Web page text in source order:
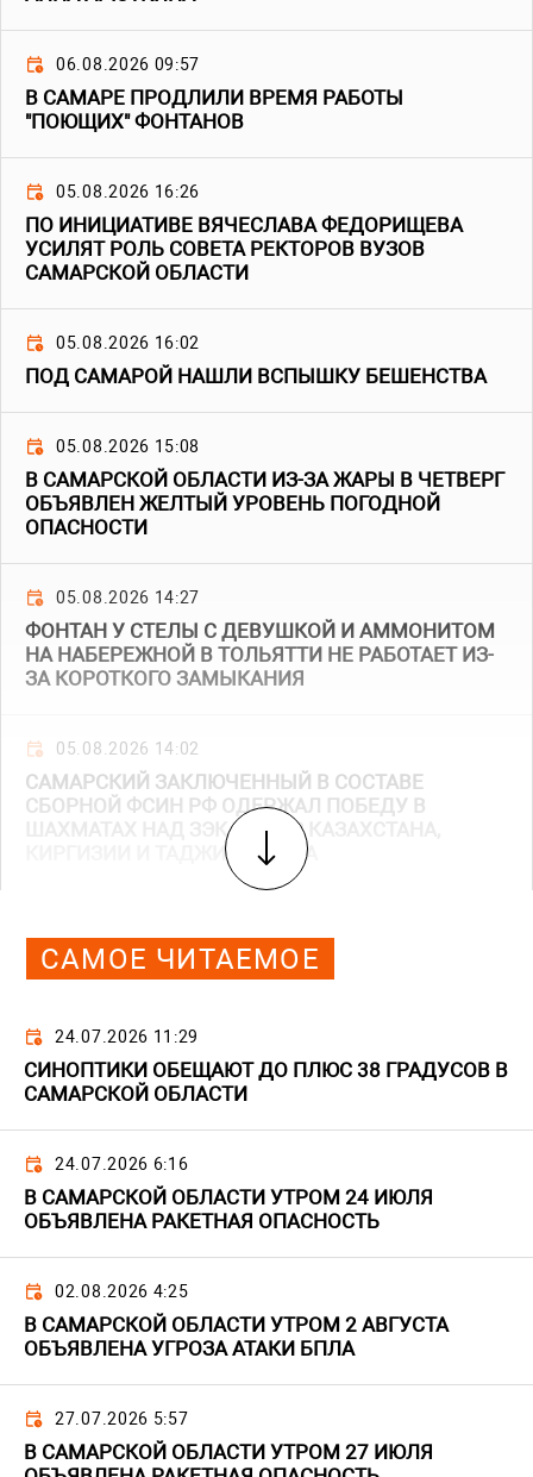
06.08.2026 09:57
В САМАРЕ ПРОДЛИЛИ ВРЕМЯ РАБОТЫ
"ПОЮЩИХ" ФОНТАНОВ
05.08.2026 16:26
ПО ИНИЦИАТИВЕ ВЯЧЕСЛАВА ФЕДОРИЩЕВА
УСИЛЯТ РОЛЬ СОВЕТА РЕКТОРОВ ВУЗОВ
САМАРСКОЙ ОБЛАСТИ
05.08.2026 16:02
ПОД САМАРОЙ НАШЛИ ВСПЫШКУ БЕШЕНСТВА
05.08.2026 15:08
В САМАРСКОЙ ОБЛАСТИ ИЗ-ЗА ЖАРЫ В ЧЕТВЕРГ
ОБЪЯВЛЕН ЖЕЛТЫЙ УРОВЕНЬ ПОГОДНОЙ
ОПАСНОСТИ
05.08.2026 14:27
ФОНТАН У СТЕЛЫ С ДЕВУШКОЙ И АММОНИТОМ
НА НАБЕРЕЖНОЙ В ТОЛЬЯТТИ НЕ РАБОТАЕТ ИЗ-
ЗА КОРОТКОГО ЗАМЫКАНИЯ
05.08.2026 14:02
САМАРСКИЙ ЗАКЛЮЧЕННЫЙ В СОСТАВЕ
СБОРНОЙ ФСИН РФ ОДЕРЖАЛ ПОБЕДУ В
ШАХМАТАХ НАД ЗЭКАМИ ИЗ КАЗАХСТАНА,
КИРГИЗИИ И ТАДЖИКИСТАНА
САМОЕ ЧИТАЕМОЕ
24.07.2026 11:29
СИНОПТИКИ ОБЕЩАЮТ ДО ПЛЮС 38 ГРАДУСОВ В
САМАРСКОЙ ОБЛАСТИ
24.07.2026 6:16
В САМАРСКОЙ ОБЛАСТИ УТРОМ 24 ИЮЛЯ
ОБЪЯВЛЕНА РАКЕТНАЯ ОПАСНОСТЬ
02.08.2026 4:25
В САМАРСКОЙ ОБЛАСТИ УТРОМ 2 АВГУСТА
ОБЪЯВЛЕНА УГРОЗА АТАКИ БПЛА
27.07.2026 5:57
В САМАРСКОЙ ОБЛАСТИ УТРОМ 27 ИЮЛЯ